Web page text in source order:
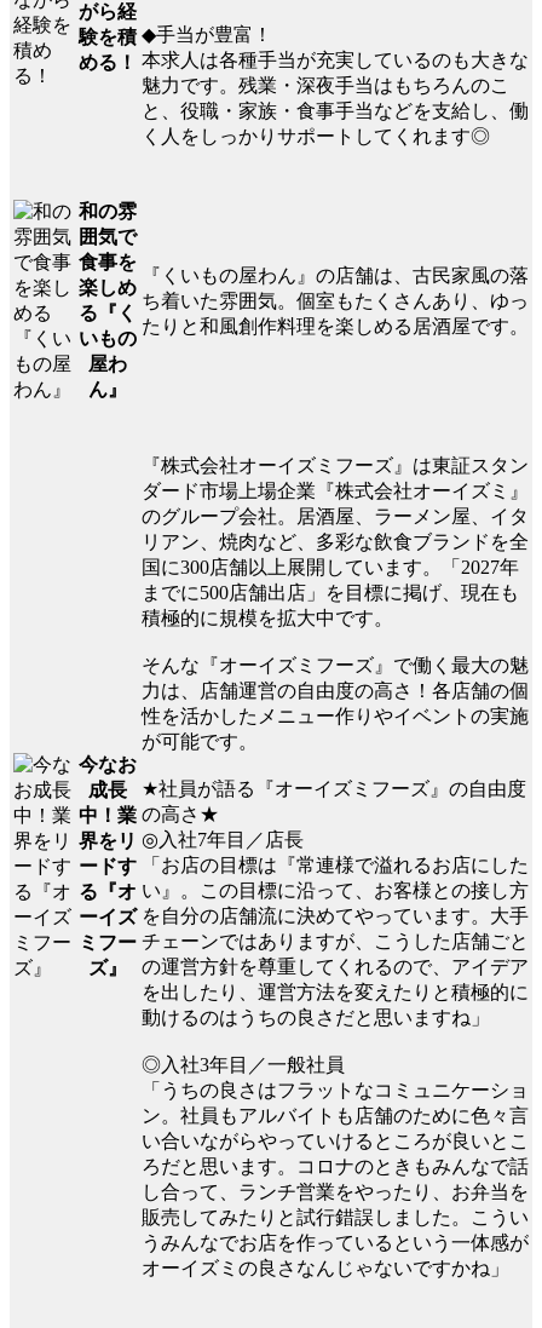
がら経
験を積
める！
◆手当が豊富！
本求人は各種手当が充実しているのも大きな
魅力です。残業・深夜手当はもちろんのこ
と、役職・家族・食事手当などを支給し、働
く人をしっかりサポートしてくれます◎
和の雰
囲気で
食事を
楽しめ
る『く
いもの
屋わ
ん』
『くいもの屋わん』の店舗は、古民家風の落
ち着いた雰囲気。個室もたくさんあり、ゆっ
たりと和風創作料理を楽しめる居酒屋です。
今なお
成長
中！業
界をリ
ードす
る『オ
ーイズ
ミフー
ズ』
『株式会社オーイズミフーズ』は東証スタン
ダード市場上場企業『株式会社オーイズミ』
のグループ会社。居酒屋、ラーメン屋、イタ
リアン、焼肉など、多彩な飲食ブランドを全
国に300店舗以上展開しています。「2027年
までに500店舗出店」を目標に掲げ、現在も
積極的に規模を拡大中です。
そんな『オーイズミフーズ』で働く最大の魅
力は、店舗運営の自由度の高さ！各店舗の個
性を活かしたメニュー作りやイベントの実施
が可能です。
★社員が語る『オーイズミフーズ』の自由度
の高さ★
◎入社7年目／店長
「お店の目標は『常連様で溢れるお店にした
い』。この目標に沿って、お客様との接し方
を自分の店舗流に決めてやっています。大手
チェーンではありますが、こうした店舗ごと
の運営方針を尊重してくれるので、アイデア
を出したり、運営方法を変えたりと積極的に
動けるのはうちの良さだと思いますね」
◎入社3年目／一般社員
「うちの良さはフラットなコミュニケーショ
ン。社員もアルバイトも店舗のために色々言
い合いながらやっていけるところが良いとこ
ろだと思います。コロナのときもみんなで話
し合って、ランチ営業をやったり、お弁当を
販売してみたりと試行錯誤しました。こうい
うみんなでお店を作っているという一体感が
オーイズミの良さなんじゃないですかね」